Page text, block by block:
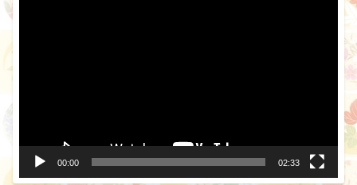
00:00 02:33